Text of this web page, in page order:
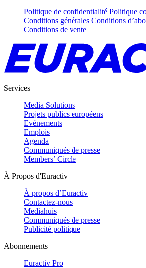
Politique de confidentialité Politique
Conditions générales Conditions
Conditions de vente
Services
Media Solutions
Projets publics européens
Evénements
Emplois
Agenda
Communiqués de presse
Members’ Circle
À Propos d'Euractiv
À propos d’Euractiv
Contactez-nous
Mediahuis
Communiqués de presse
Publicité politique
Abonnements
Euractiv Pro